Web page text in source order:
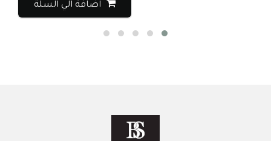
اضافة الي السلة